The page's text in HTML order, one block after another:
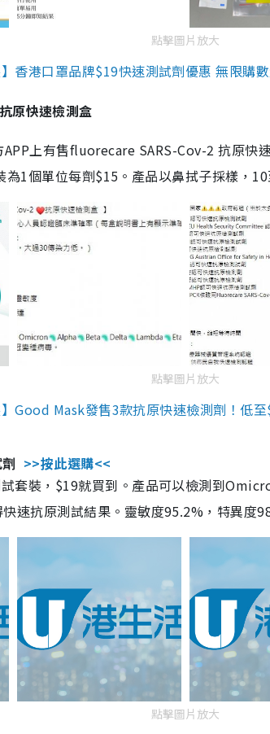
點擊圖片放大
香港口罩品牌$19快速測試劑優惠 無限購
原快速檢測盒
上有售fluorecare SARS-Cov-2 抗原快
1個單位每劑$15。產品以鼻拭子採樣，10
點擊圖片放大
Good Mask發售3款抗原快速檢測劑！低
>>按此選購<<
套裝，$19就買到。產品可以檢測到
速抗原測試結果。靈敏度95.2%，特異度
點擊圖片放大